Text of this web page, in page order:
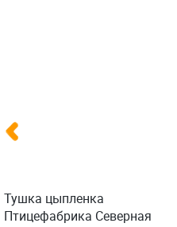
Тушка цыпленка
Птицефабрика Северная